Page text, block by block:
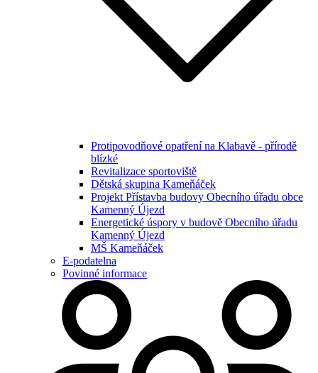
Protipovodňové opatření na Klabavě - přírodě
blízké
Revitalizace sportoviště
Dětská skupina Kameňáček
Projekt Přístavba budovy Obecního úřadu obce
Kamenný Újezd
Energetické úspory v budově Obecního úřadu
Kamenný Újezd
MŠ Kameňáček
E-podatelna
Povinné informace